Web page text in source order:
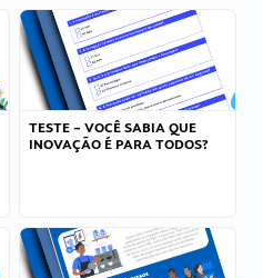
TESTE – VOCÊ SABIA QUE
INOVAÇÃO É PARA TODOS?